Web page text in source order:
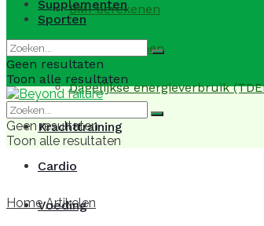
BMI berekenen
BMR berekenen
Dagelijkse energieverbruik
Krachttraining
Cardio
Voeding
Supplementen
Sporten
Geen resultaten
Toon alle resultaten
Geen resultaten
Toon alle resultaten
Home Artikelen